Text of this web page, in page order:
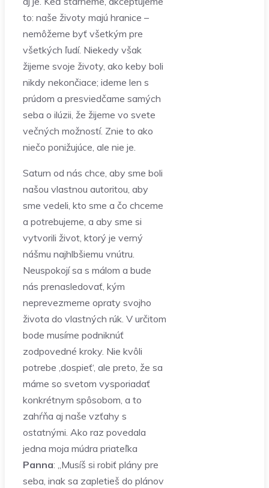
to: naše životy majú hranice –
nemôžeme byť všetkým pre
všetkých ľudí. Niekedy však
žijeme svoje životy, ako keby boli
nikdy nekončiace; ideme len s
prúdom a presviedčame samých
seba o ilúzii, že žijeme vo svete
večných možností. Znie to ako
niečo ponižujúce, ale nie je.
Saturn od nás chce, aby sme boli
našou vlastnou autoritou, aby
sme vedeli, kto sme a čo chceme
a potrebujeme, a aby sme si
vytvorili život, ktorý je verný
nášmu najhlbšiemu vnútru.
Neuspokojí sa s málom a bude
nás prenasledovať, kým
neprevezmeme opraty svojho
života do vlastných rúk. V určitom
bode musíme podniknúť
zodpovedné kroky. Nie kvôli
potrebe ‚dospieť‘, ale preto, že sa
máme so svetom vysporiadať
konkrétnym spôsobom, a to
zahŕňa aj naše vzťahy s
ostatnými. Ako raz povedala
jedna moja múdra priateľka
Panna: „Musíš si robiť plány pre
seba, inak sa zapletieš do plánov